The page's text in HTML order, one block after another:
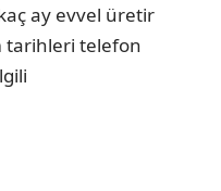
ay evvel üretir
tarihleri telefon